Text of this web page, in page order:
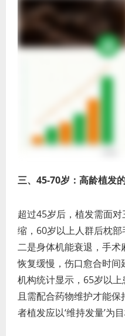
三、45-70岁：高龄植发
超过45岁后，植发需面
缩，60岁以上人群后枕部
二是身体机能衰退，手
恢复缓慢，伤口愈合时
机构统计显示，65岁以上
且需配合药物维护才能
者植发应以‘维持发量’为